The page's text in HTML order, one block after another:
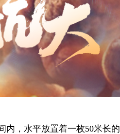
内，水平放置着一枚50米长的